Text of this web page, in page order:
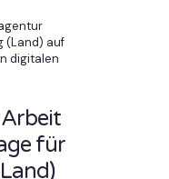
(Land) auf
digitalen
Arbeit
für